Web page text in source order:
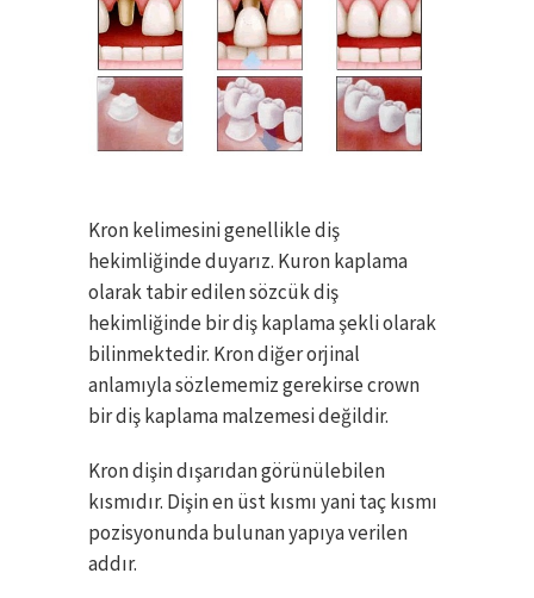
Kron kelimesini genellikle diş
hekimliğinde duyarız. Kuron kaplama
olarak tabir edilen sözcük diş
hekimliğinde bir diş kaplama şekli olarak
bilinmektedir. Kron diğer orjinal
anlamıyla sözlememiz gerekirse crown
bir diş kaplama malzemesi değildir.
Kron dişin dışarıdan görünülebilen
kısmıdır. Dişin en üst kısmı yani taç kısmı
pozisyonunda bulunan yapıya verilen
addır.